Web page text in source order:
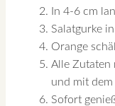
In 4-6 cm
Salatgurke
Orange
Alle Zutaten
und mit
Sofort